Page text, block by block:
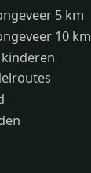
5 km
10 km